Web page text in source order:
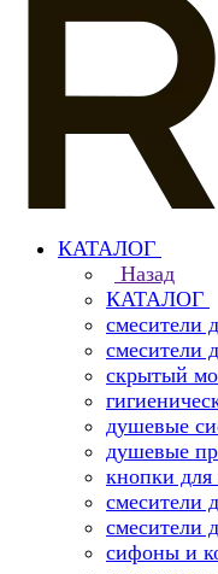
КАТАЛОГ
Назад
КАТАЛОГ
смесители
смесители
скрытый
душевые
душевые
кнопки для
смесители
смесители
сифоны и